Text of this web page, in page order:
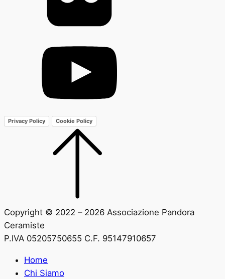
Privacy Policy Cookie Policy
Copyright © 2022 – 2026 Associazione Pandora
Ceramiste
P.IVA 05205750655 C.F. 95147910657
Home
Chi Siamo